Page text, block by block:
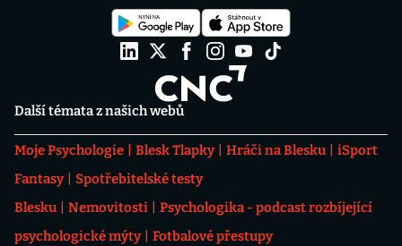
Další témata z našich webů
Moje Psychologie Blesk Tlapky Hráči na Blesku
iSport
Fantasy
Spotřebitelské testy
Blesku
Nemovitosti
Psychologika - podcast rozbíjející
psychologické mýty
Fotbalové přestupy